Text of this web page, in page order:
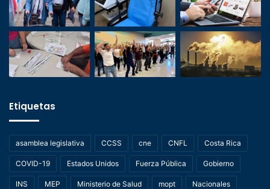
Etiquetas
asamblea legislativa CCSS cne CNFL Costa Rica
COVID-19 Estados Unidos Fuerza Pública Gobierno
INS MEP Ministerio de Salud mopt Nacionales